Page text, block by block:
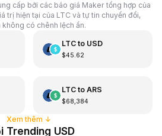
cấp bởi các báo giá Maker tổng hợp của
trị hiện tại của LTC và tự tin chuyển đổi,
có chênh lệch ẩn.
LTCto USD
$45.62
LTCto ARS
$68,384
Xem thêm ↓
Trending USD